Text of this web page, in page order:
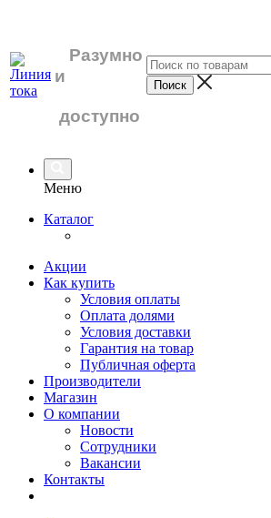
Разумно
и
доступно
Меню
Каталог
Акции
Как купить
Условия оплаты
Оплата долями
Условия доставки
Гарантия на товар
Публичная оферта
Производители
Магазин
О компании
Новости
Сотрудники
Вакансии
Контакты